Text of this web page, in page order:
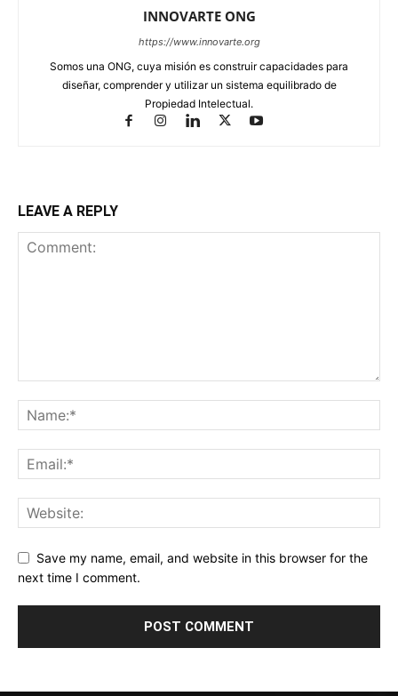
INNOVARTE ONG
https://www.innovarte.org
Somos una ONG, cuya misión es construir capacidades para
diseñar, comprender y utilizar un sistema equilibrado de
Propiedad Intelectual.
LEAVE A REPLY
Save my name, email, and website in this browser for the
next time I comment.